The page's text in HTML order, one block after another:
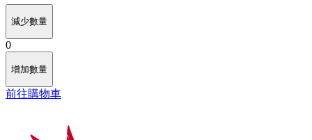
減少數量
0
增加數量
前往購物車